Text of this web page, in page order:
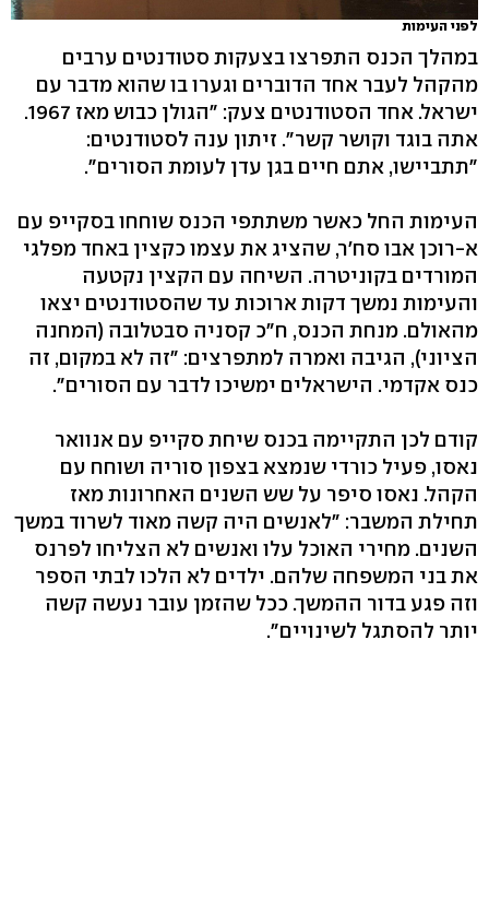
לפני העימות
במהלך הכנס התפרצו בצעקות סטודנטים ערבים
מהקהל לעבר אחד הדוברים וגערו בו שהוא מדבר עם
ישראל. אחד הסטודנטים צעק: "הגולן כבוש מאז 1967.
אתה בוגד וקושר קשר". זיתון ענה לסטודנטים:
"תתביישו, אתם חיים בגן עדן לעומת הסורים".
העימות החל כאשר משתתפי הכנס שוחחו בסקייפ עם
א-רוכן אבו סח'ר, שהציג את עצמו כקצין באחד מפלגי
המורדים בקוניטרה. השיחה עם הקצין נקטעה
והעימות נמשך דקות ארוכות עד שהסטודנטים יצאו
מהאולם. מנחת הכנס, ח"כ קסניה סבטלובה (המחנה
הציוני), הגיבה ואמרה למתפרצים: "זה לא במקום, זה
כנס אקדמי. הישראלים ימשיכו לדבר עם הסורים".
קודם לכן התקיימה בכנס שיחת סקייפ עם אנוואר
נאסו, פעיל כורדי שנמצא בצפון סוריה ושוחח עם
הקהל. נאסו סיפר על שש השנים האחרונות מאז
תחילת המשבר: "לאנשים היה קשה מאוד לשרוד במשך
השנים. מחירי האוכל עלו ואנשים לא הצליחו לפרנס
את בני המשפחה שלהם. ילדים לא הלכו לבתי הספר
וזה פגע בדור ההמשך. ככל שהזמן עובר נעשה קשה
יותר להסתגל לשינויים".